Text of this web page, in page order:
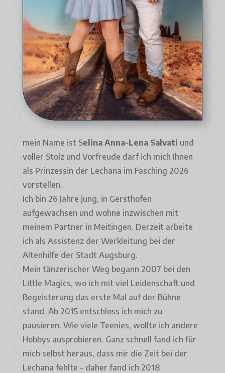
mein Name ist Selina Anna-Lena Salvati und
voller Stolz und Vorfreude darf ich mich Ihnen
als Prinzessin der Lechana im Fasching 2026
vorstellen.
Ich bin 26 Jahre jung, in Gersthofen
aufgewachsen und wohne inzwischen mit
meinem Partner in Meitingen. Derzeit arbeite
ich als Assistenz der Werkleitung bei der
Altenhilfe der Stadt Augsburg.
Mein tänzerischer Weg begann 2007 bei den
Little Magics, wo ich mit viel Leidenschaft und
Begeisterung das erste Mal auf der Bühne
stand. Ab 2015 entschloss ich mich zu
pausieren. Wie viele Teenies, wollte ich andere
Hobbys ausprobieren. Ganz schnell fand ich für
mich selbst heraus, dass mir die Zeit bei der
Lechana fehlte – daher fand ich 2018